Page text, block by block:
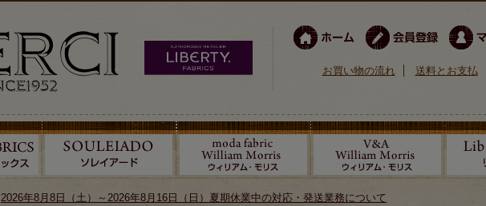
お買い物の流れ 送料とお支払
2026年8月8日（土）～2026年8月16日（日）夏期休業中の対応・発送業務について